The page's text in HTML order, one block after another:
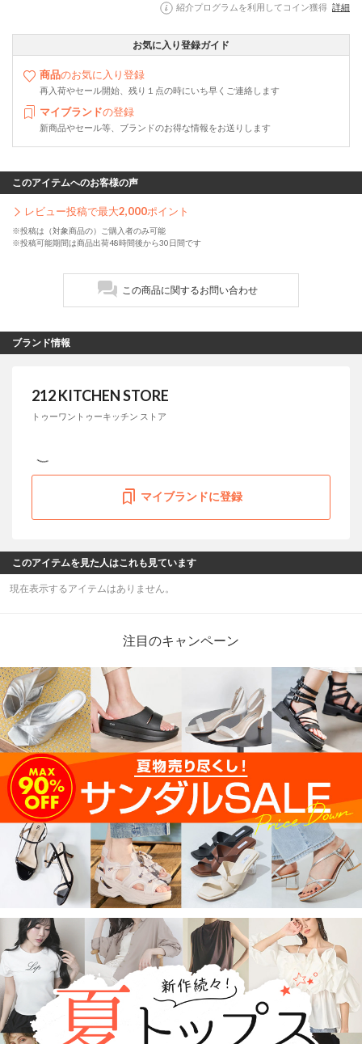
紹介プログラムを利用してコイン獲得 詳細
お気に入り登録ガイド
商品のお気に入り登録
再入荷やセール開始、残り１点の時にいち早くご連絡します
マイブランドの登録
新商品やセール等、ブランドのお得な情報をお送りします
このアイテムへのお客様の声
レビュー投稿で最大2,000ポイント
※投稿は（対象商品の）ご購入者のみ可能
※投稿可能期間は商品出荷48時間後から30日間です
この商品に関するお問い合わせ
ブランド情報
212 KITCHEN STORE
トゥーワントゥーキッチン ストア
マイブランドに登録
このアイテムを見た人はこれも見ています
現在表示するアイテムはありません。
注目のキャンペーン